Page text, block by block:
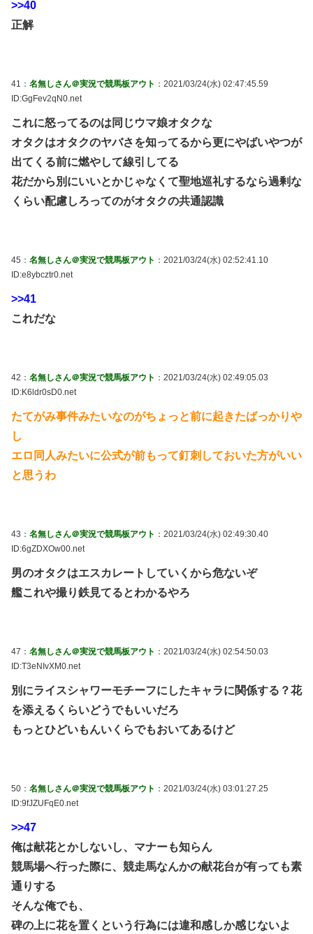
>>40
正解
41： 名無しさん＠実況で競馬板アウト ：2021/03/24(水) 02:47:45.59
ID:GgFev2qN0.net
これに怒ってるのは同じウマ娘オタクな
オタクはオタクのヤバさを知ってるから更にやばいやつが
出てくる前に燃やして線引してる
花だから別にいいとかじゃなくて聖地巡礼するなら過剰な
くらい配慮しろってのがオタクの共通認識
45： 名無しさん＠実況で競馬板アウト ：2021/03/24(水) 02:52:41.10
ID:e8ybcztr0.net
>>41
これだな
42： 名無しさん＠実況で競馬板アウト ：2021/03/24(水) 02:49:05.03
ID:K6ldr0sD0.net
たてがみ事件みたいなのがちょっと前に起きたばっかりや
し
エロ同人みたいに公式が前もって釘刺しておいた方がいい
と思うわ
43： 名無しさん＠実況で競馬板アウト ：2021/03/24(水) 02:49:30.40
ID:6gZDXOw00.net
男のオタクはエスカレートしていくから危ないぞ
艦これや撮り鉄見てるとわかるやろ
47： 名無しさん＠実況で競馬板アウト ：2021/03/24(水) 02:54:50.03
ID:T3eNIvXM0.net
別にライスシャワーモチーフにしたキャラに関係する？花
を添えるくらいどうでもいいだろ
もっとひどいもんいくらでもおいてあるけど
50： 名無しさん＠実況で競馬板アウト ：2021/03/24(水) 03:01:27.25
ID:9fJZUFqE0.net
>>47
俺は献花とかしないし、マナーも知らん
競馬場へ行った際に、競走馬なんかの献花台が有っても素
通りする
そんな俺でも、
碑の上に花を置くという行為には違和感しか感じないよ